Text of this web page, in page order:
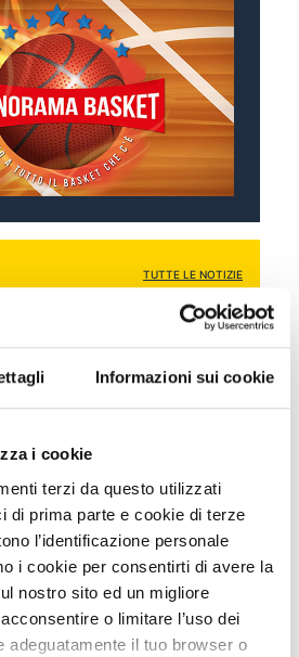
Informazioni sui cookie
i cookie
terzi da questo utilizzati
di prima parte e cookie di terze
l’identificazione personale
i cookie per consentirti di avere la
nostro sito ed un migliore
o limitare l’uso dei
adeguatamente il tuo browser o
TUTTE LE NOTIZIE
si comincia a Benevento,